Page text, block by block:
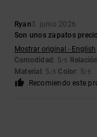
Ryan3. junio 2026
Son unos zapatos
Mostrar original - English
Comodidad : 5/5
Material : 5 /5 Color: 5/5
Recomiendo este